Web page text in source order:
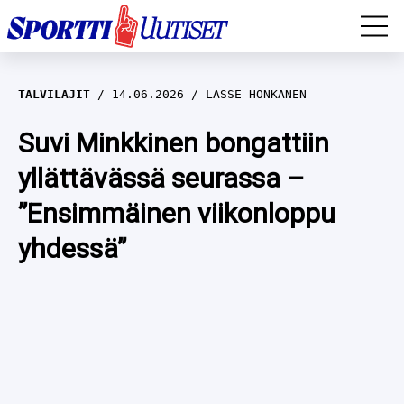
EM-YLEISURHEILU
JÄÄKIEKKO
YLEISURHEILU
WILMA HELTELÄ
TALVILAJIT
TALVILAJIT 14.06.2026 LASSE HONKANEN
Suvi Minkkinen bongattiin
yllättävässä seurassa –
”Ensimmäinen viikonloppu
yhdessä”